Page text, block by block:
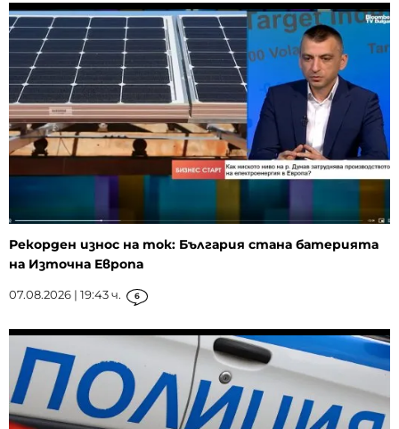
Рекорден износ на ток: България стана батерията
на Източна Европа
07.08.2026 | 19:43 ч. 6